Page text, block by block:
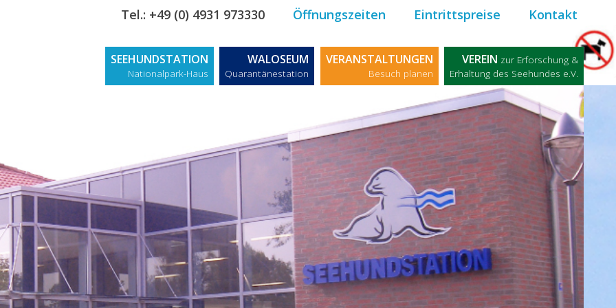
Tel.: +49 (0) 4931 973330 Öffnungszeiten Eintrittspreise Kontakt
SEEHUNDSTATION
Nationalpark-Haus
WALOSEUM
Quarantänestation
VERANSTALTUNGEN
Besuch planen
VEREIN zur Erforschung &
Erhaltung des Seehundes e.V.